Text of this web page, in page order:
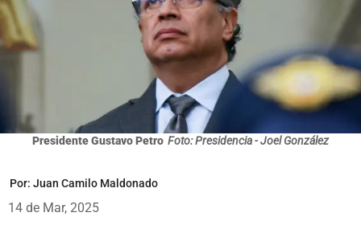
Presidente Gustavo Petro Foto: Presidencia - Joel González
Por: Juan Camilo Maldonado
14 de Mar, 2025